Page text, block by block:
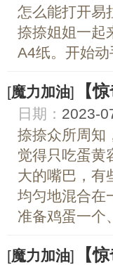
怎么能打开易
捺捺姐姐一起
A4纸。开始
[魔力加油] 【
日期： 2023-
捺捺众所周知
觉得只吃蛋黄
大的嘴巴，有
均匀地混合在
准备鸡蛋一个
[魔力加油] 【